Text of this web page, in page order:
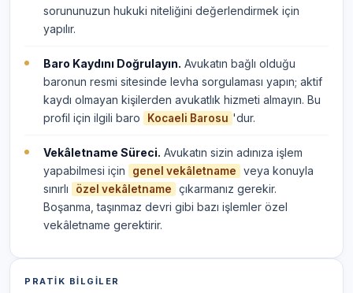
sorununuzun hukuki niteliğini değerlendirmek için
yapılır.
Baro Kaydını Doğrulayın. Avukatın bağlı olduğu
baronun resmi sitesinde levha sorgulaması yapın; aktif
kaydı olmayan kişilerden avukatlık hizmeti almayın. Bu
profil için ilgili baro
Kocaeli Barosu 'dur.
Vekâletname Süreci. Avukatın sizin adınıza işlem
yapabilmesi için
genel vekâletname
veya konuyla
sınırlı
özel vekâletname
çıkarmanız gerekir.
Boşanma, taşınmaz devri gibi bazı işlemler özel
vekâletname gerektirir.
PRATIK BILGILER